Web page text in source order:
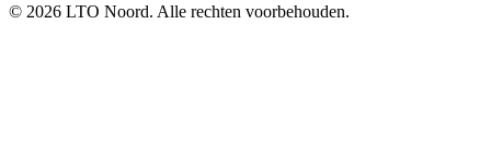
© 2026 LTO Noord. Alle rechten voorbehouden.